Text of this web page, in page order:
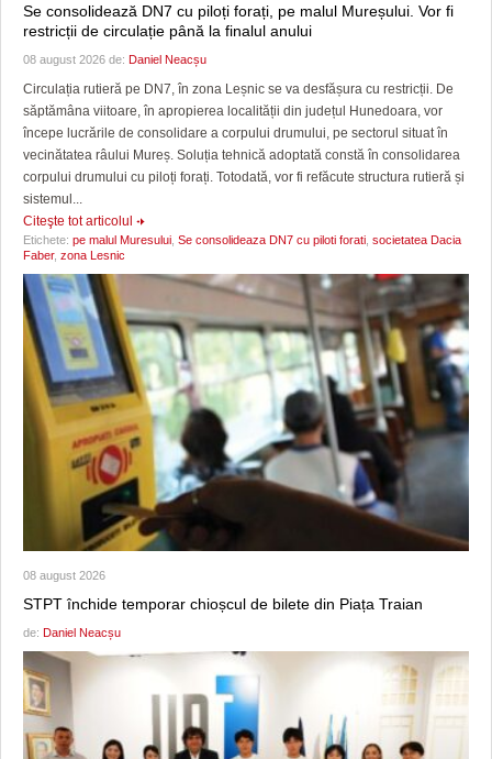
Se consolidează DN7 cu piloți forați, pe malul Mureșului. Vor fi
restricții de circulație până la finalul anului
08 august 2026 de: Daniel Neacșu
Circulația rutieră pe DN7, în zona Leșnic se va desfășura cu restricții. De
săptămâna viitoare, în apropierea localității din județul Hunedoara, vor
începe lucrările de consolidare a corpului drumului, pe sectorul situat în
vecinătatea râului Mureș. Soluția tehnică adoptată constă în consolidarea
corpului drumului cu piloți forați. Totodată, vor fi refăcute structura rutieră și
sistemul...
Citeşte tot articolul
Etichete: pe malul Muresului Se consolideaza DN7 cu piloti forati societatea Dacia
Faber, zona Lesnic
08 august 2026
STPT închide temporar chioșcul de bilete din Piața Traian
de: Daniel Neacșu